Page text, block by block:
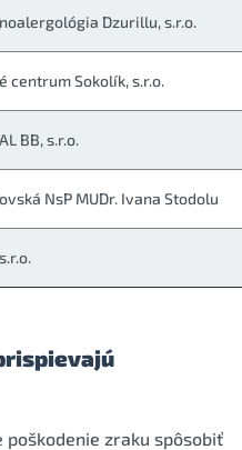
Dzurillu, s.r.o.
centrum Sokolík, s.r.o.
BB, s.r.o.
NsP MUDr. Ivana Stodolu
poškodenie zraku spôsobiť